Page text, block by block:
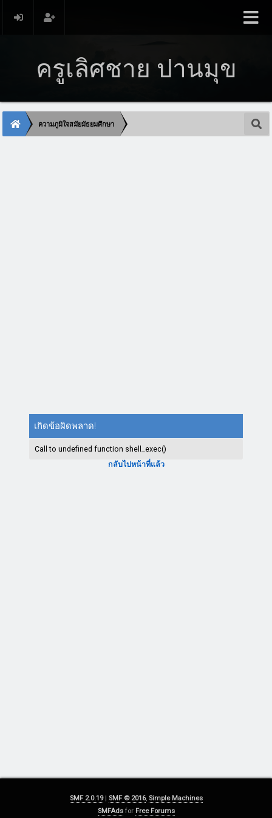
ครูเลิศชาย ปานมุข
ความภูมิใจสมัยมัธยมศึกษา
เกิดข้อผิดพลาด!
Call to undefined function shell_exec()
กลับไปหน้าที่แล้ว
SMF 2.0.19| SMF © 2016, Simple Machines
SMFAdsfor Free Forums